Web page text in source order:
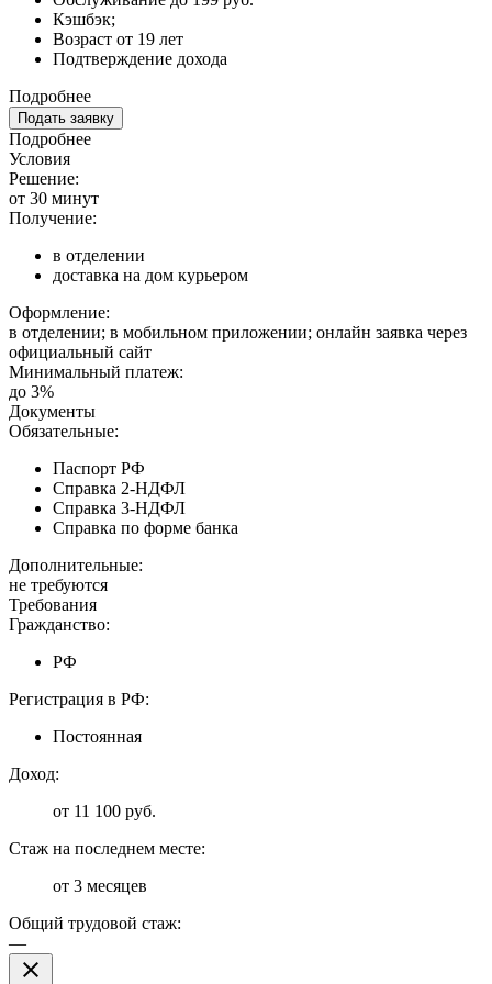
Кэшбэк;
Возраст от 19 лет
Подтверждение дохода
Подробнее
Подать заявку
Подробнее
Условия
Решение:
от 30 минут
Получение:
в отделении
доставка на дом курьером
Оформление:
в отделении; в мобильном приложении; онлайн заявка через
официальный сайт
Минимальный платеж:
до 3%
Документы
Обязательные:
Паспорт РФ
Справка 2-НДФЛ
Справка 3-НДФЛ
Справка по форме банка
Дополнительные:
не требуются
Требования
Гражданство:
РФ
Регистрация в РФ:
Постоянная
Доход:
от 11 100 руб.
Стаж на последнем месте:
от 3 месяцев
Общий трудовой стаж:
—
close